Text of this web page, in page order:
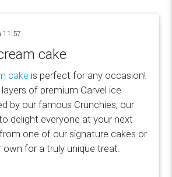
11:57
cake
cake is perfect for any occasion!
of premium Carvel ice
by our famous Crunchies, our
delight everyone at your next
one of our signature cakes or
for a truly unique treat.